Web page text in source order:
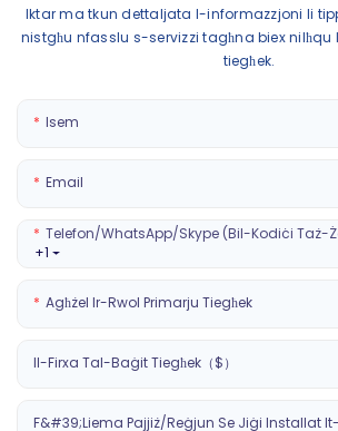
Iktar ma tkun dettaljata l-informazzjoni li
nistgħu nfasslu s-servizzi tagħna biex
tiegħek.
Isem
Email
+1
Telefon/WhatsApp/Skype (Bil-Kodiċi Taż-
Agħżel Ir-Rwol Primarju Tiegħek
Il-Firxa Tal-Baġit Tiegħek（$）
F&#39;liema Pajjiż/reġjun Se Jiġi Installat